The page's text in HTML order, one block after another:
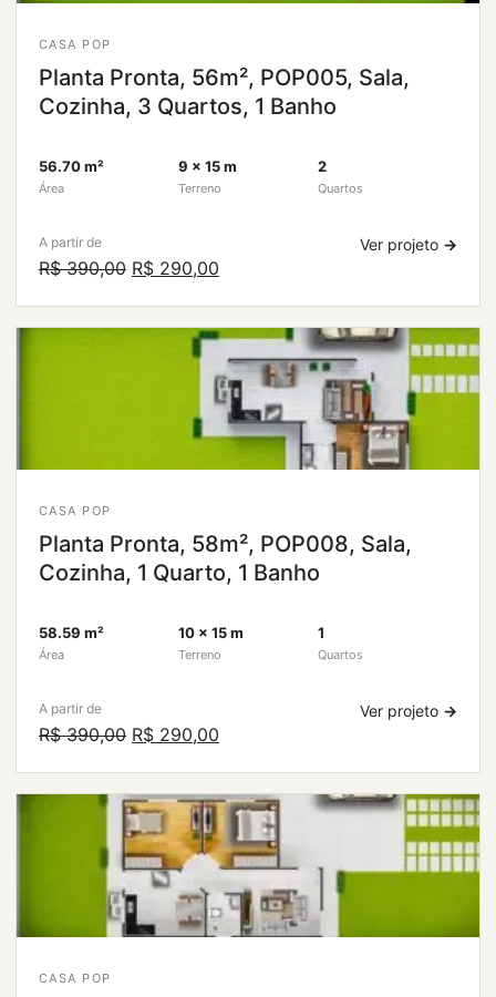
CASA POP
Planta Pronta, 56m², POP005, Sala,
Cozinha, 3 Quartos, 1 Banho
56.70 m²
Área
9 × 15 m
Terreno
2
Quartos
A partir de
R$390,00 O
original
R$ 390,00.
R$ 290,00
atual
é:
R$ 290,00.
Ver projeto →
CASA POP
Planta Pronta, 58m², POP008, Sala,
Cozinha, 1 Quarto, 1 Banho
58.59 m²
Área
10 × 15 m
Terreno
1
Quartos
A partir de
R$390,00 O
original
era:
R$ 390,00.
R$ 290,00
atual
R$ 290,00.
Ver projeto →
CASA POP